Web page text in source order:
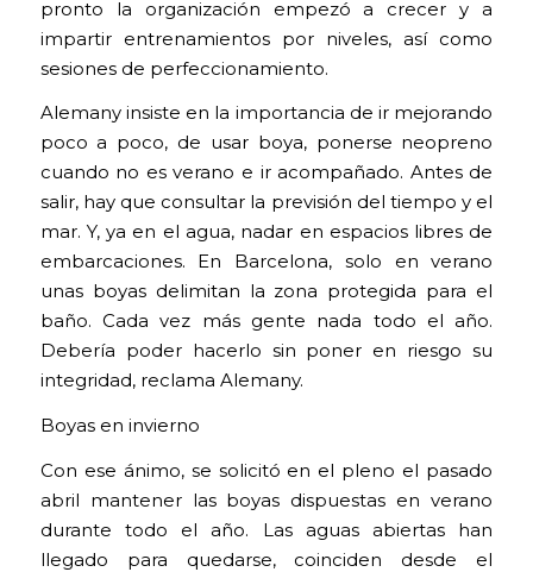
pronto la organización empezó a crecer y a
impartir entrenamientos por niveles, así como
sesiones de perfeccionamiento.
Alemany insiste en la importancia de ir mejorando
poco a poco, de usar boya, ponerse neopreno
cuando no es verano e ir acompañado. Antes de
salir, hay que consultar la previsión del tiempo y el
mar. Y, ya en el agua, nadar en espacios libres de
embarcaciones. En Barcelona, solo en verano
unas boyas delimitan la zona protegida para el
baño. Cada vez más gente nada todo el año.
Debería poder hacerlo sin poner en riesgo su
integridad, reclama Alemany.
Boyas en invierno
Con ese ánimo, se solicitó en el pleno el pasado
abril mantener las boyas dispuestas en verano
durante todo el año. Las aguas abiertas han
llegado para quedarse, coinciden desde el